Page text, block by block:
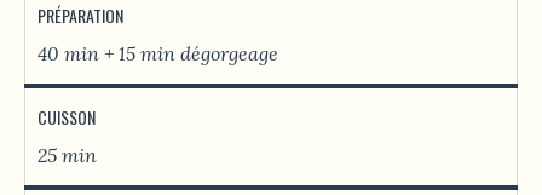
PRÉPARATION
40 min + 15 min dégorgeage
CUISSON
25 min